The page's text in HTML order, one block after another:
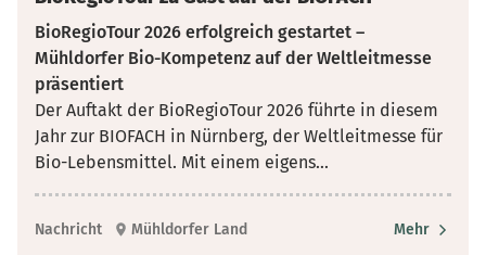
BioRegioTour 2026 erfolgreich gestartet –
Mühldorfer Bio-Kompetenz auf der Weltleitmesse
präsentiert
Der Auftakt der BioRegioTour 2026 führte in diesem
Jahr zur BIOFACH in Nürnberg, der Weltleitmesse für
Bio-Lebensmittel. Mit einem eigens...
Nachricht Mühldorfer Land Mehr